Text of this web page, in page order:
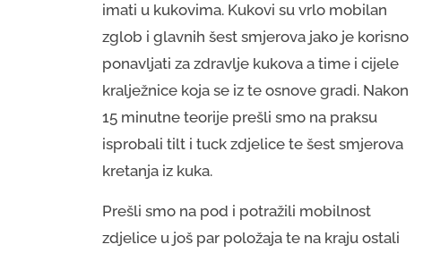
imati u kukovima. Kukovi su vrlo mobilan
zglob i glavnih šest smjerova jako je korisno
ponavljati za zdravlje kukova a time i cijele
kralježnice koja se iz te osnove gradi. Nakon
15 minutne teorije prešli smo na praksu
isprobali tilt i tuck zdjelice te šest smjerova
kretanja iz kuka.
Prešli smo na pod i potražili mobilnost
zdjelice u još par položaja te na kraju ostali